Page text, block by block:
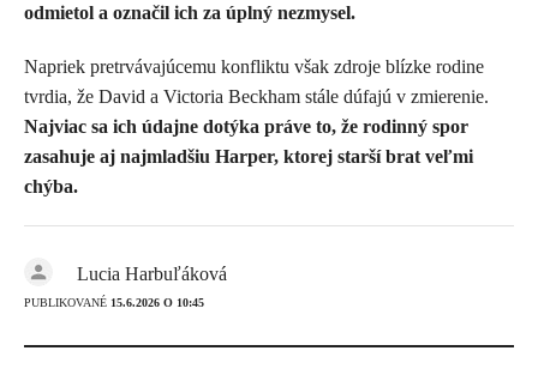
odmietol a označil ich za úplný nezmysel.
Napriek pretrvávajúcemu konfliktu však zdroje blízke rodine
tvrdia, že David a Victoria Beckham stále dúfajú v zmierenie.
Najviac sa ich údajne dotýka práve to, že rodinný spor
zasahuje aj najmladšiu Harper, ktorej starší brat veľmi
chýba.
Lucia Harbuľáková
PUBLIKOVANÉ 15.6.2026 O 10:45